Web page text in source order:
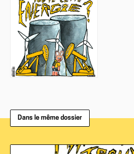
Dans le même dossier